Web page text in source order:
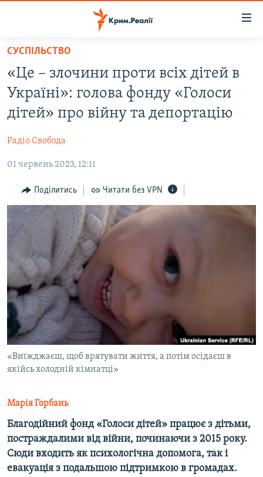
Перейти
основного
матеріалу
Перейти
до
основної
Перейти
пошуку
ВОДА.КРИМ
ВІДЕО ТА ФОТО
БЛОГИ
ПОГЛЯД
ІНТЕРВ'Ю
ВСЕ ЗА ДЕНЬ
СПЕЦПРОЕКТИ
ДЕПОРТАЦІЯ
ВІДЕОУРОКИ «ELIFBE»
СВІДЧЕННЯ ОКУПАЦІЇ
УКРАЇНСЬКА ПРОБЛЕМА КРИМУ
ІНФОГРАФІКА
ЯК ОБІЙТИ БЛОКУВАННЯ
Русский
Qırımtatar
ДОЛУЧАЙСЯ!
СУСПІЛЬСТВО
«Це – злочини проти всіх дітей в
Україні»: голова фонду «Голоси
дітей» про війну та депортацію
Радіо Свобода
01 червень 2023, 12:11
Поділитись Читати без VPN
«Виїжджаєш, щоб врятувати життя, а потім осідаєш в
якійсь холодній кімнатці»
Марія Горбань
Благодійний фонд «Голоси дітей» працює з дітьми,
постраждалими від війни, починаючи з 2015 року.
Сюди входить як психологічна допомога, так і
евакуація з подальшою підтримкою в громадах.